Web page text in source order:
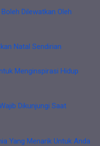
Dilewatkan Oleh
Natal Sendirian
Menginspirasi Hidup
Dikunjungi Saat
Yang Menarik Untuk Anda